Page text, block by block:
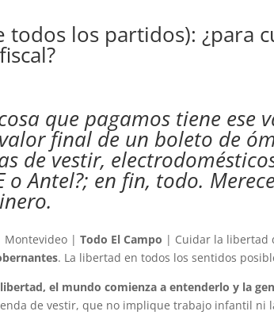
todos los partidos): ¿para
que pagamos tiene ese
final de un boleto de
de vestir,
o Antel?; en fin, todo.
| Montevideo |Todo El Campo | Cuidar la libertad
. La libertad en todos los sentidos
el mundo comienza a entenderlo y la
de vestir, que no implique trabajo infantil ni